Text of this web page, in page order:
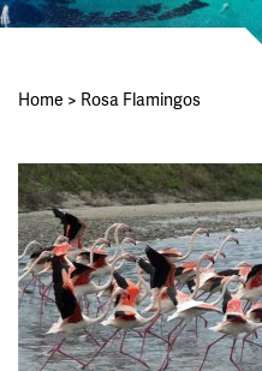
Home > Rosa Flamingos